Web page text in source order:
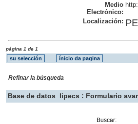
Medio
Electrónico:
Localización:
página 1 de 1
Refinar la búsqueda
Base de datos lipecs : Formulario
Buscar: